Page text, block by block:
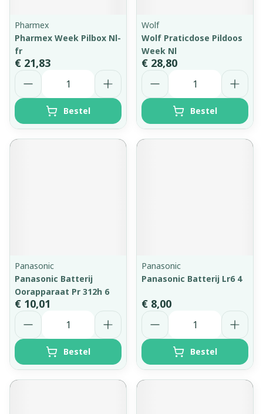
Pharmex
Pharmex Week Pilbox Nl-
fr
€ 21,83
Aantal
Bestel
Wolf
Wolf Praticdose Pildoos
Week Nl
€ 28,80
Aantal
Bestel
Panasonic
Panasonic Batterij
Oorapparaat Pr 312h 6
€ 10,01
Aantal
Bestel
Panasonic
Panasonic Batterij Lr6 4
€ 8,00
Aantal
Bestel